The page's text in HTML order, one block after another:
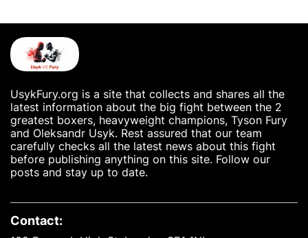
UsykFury.org is a site that collects and shares all the
latest information about the big fight between the 2
greatest boxers, heavyweight champions, Tyson Fury
and Oleksandr Usyk. Rest assured that our team
carefully checks all the latest news about this fight
before publishing anything on this site. Follow our
posts and stay up to date.
Contact: